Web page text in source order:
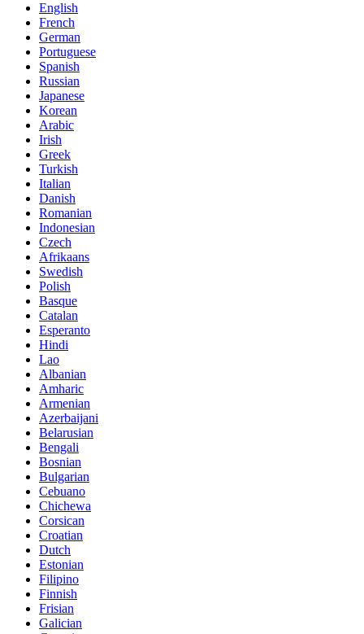
English
French
German
Portuguese
Spanish
Russian
Japanese
Korean
Arabic
Irish
Greek
Turkish
Italian
Danish
Romanian
Indonesian
Czech
Afrikaans
Swedish
Polish
Basque
Catalan
Esperanto
Hindi
Lao
Albanian
Amharic
Armenian
Azerbaijani
Belarusian
Bengali
Bosnian
Bulgarian
Cebuano
Chichewa
Corsican
Croatian
Dutch
Estonian
Filipino
Finnish
Frisian
Galician